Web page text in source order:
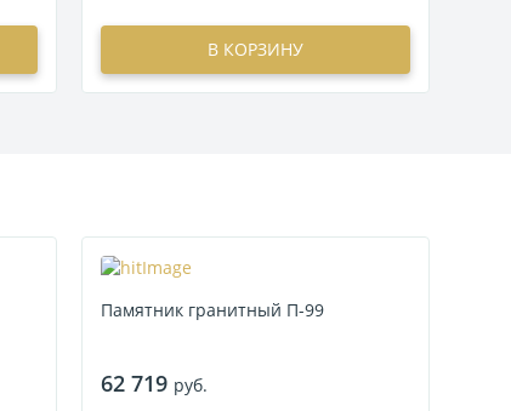
В КОРЗИНУ
Памятник гранитный П-99
62 719 руб.